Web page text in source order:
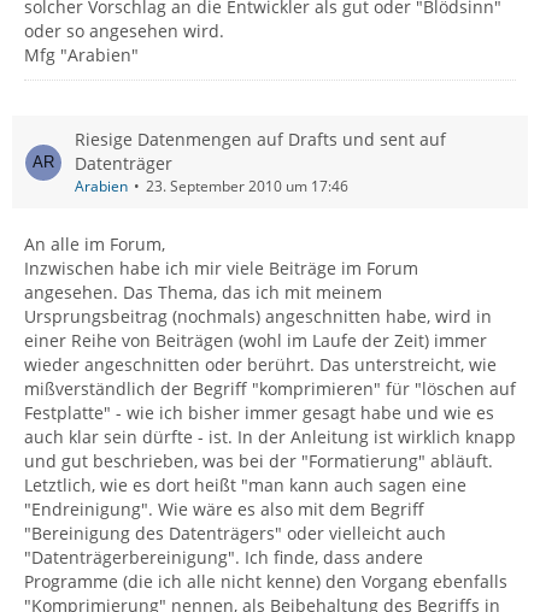
solcher Vorschlag an die Entwickler als gut oder "Blödsinn"
oder so angesehen wird.
Mfg "Arabien"
Riesige Datenmengen auf Drafts und sent auf
Datenträger
Arabien 23. September 2010 um 17:46
An alle im Forum,
Inzwischen habe ich mir viele Beiträge im Forum
angesehen. Das Thema, das ich mit meinem
Ursprungsbeitrag (nochmals) angeschnitten habe, wird in
einer Reihe von Beiträgen (wohl im Laufe der Zeit) immer
wieder angeschnitten oder berührt. Das unterstreicht, wie
mißverständlich der Begriff "komprimieren" für "löschen auf
Festplatte" - wie ich bisher immer gesagt habe und wie es
auch klar sein dürfte - ist. In der Anleitung ist wirklich knapp
und gut beschrieben, was bei der "Formatierung" abläuft.
Letztlich, wie es dort heißt "man kann auch sagen eine
"Endreinigung". Wie wäre es also mit dem Begriff
"Bereinigung des Datenträgers" oder vielleicht auch
"Datenträgerbereinigung". Ich finde, dass andere
Programme (die ich alle nicht kenne) den Vorgang ebenfalls
"Komprimierung" nennen, als Beibehaltung des Begriffs in